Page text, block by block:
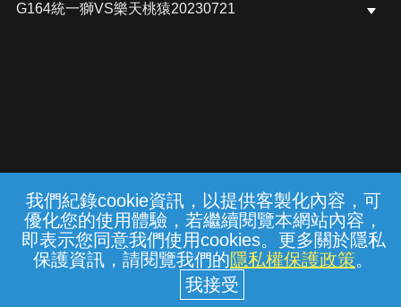
我們紀錄cookie資訊，以提供客製化內容，可
優化您的使用體驗，若繼續閱覽本網站內容，
即表示您同意我們使用cookies。更多關於隱私
保護資訊，請閱覽我們的隱私權保護政策。
G164統一獅VS樂天桃猿20230721
常見問題 線上客服 服務條款 隱私權保護
中華電信股份有限公司個人家庭分公司
(統一編號：96979949) © 2026
{{notifyMsg}}